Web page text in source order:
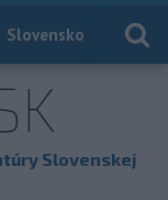
Slovensko
Slovenskej